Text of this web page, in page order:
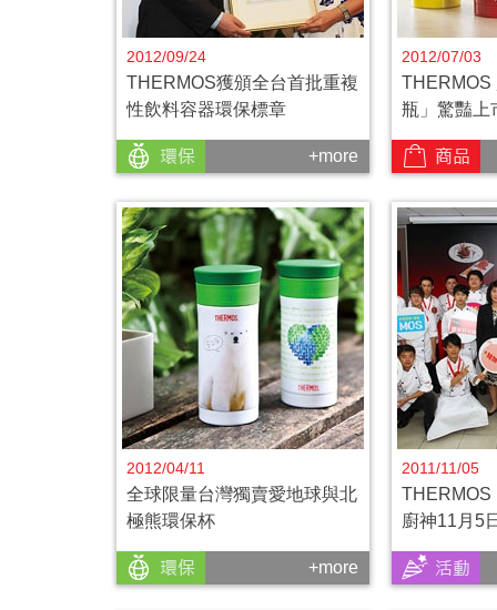
2012/09/24
THERMOS獲頒全台首批重複
性飲料容器環保標章
+more
2012/07/03
THERMOS
瓶」驚豔上
2012/04/11
全球限量台灣獨賣愛地球與北
極熊環保杯
+more
2011/11/05
THERMOS
廚神11月5